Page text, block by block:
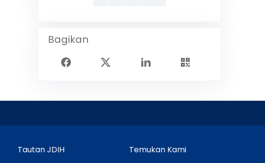
Bagikan
Tautan JDIH Temukan Kami